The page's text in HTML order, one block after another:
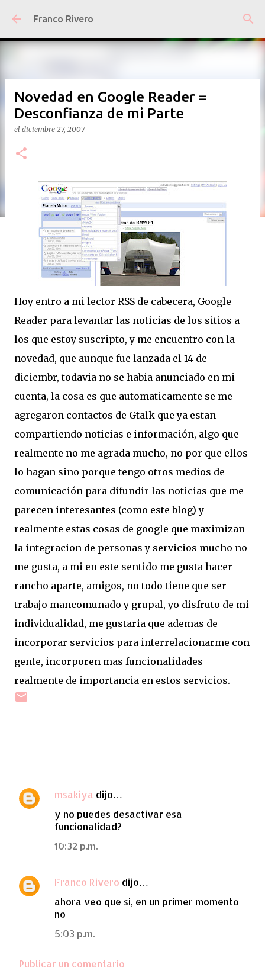
Ir al contenido principal
Franco Rivero
Novedad en Google Reader =
Desconfianza de mi Parte
el diciembre 27, 2007
Hoy entro a mi lector RSS de cabecera, Google
Reader para levantar las noticias de los sitios a
los que estoy suscripto, y me encuentro con la
novedad, que aunque fue lanzada el 14 de
diciembr, todavia no se habia anunciado en mi
cuenta, la cosa es que automaticamente se me
agregaron contactos de Gtalk que ya estan
compartiendo noticias e información, algo que
realmente no me agrada mucho, no por que ellos
lo hagan sino porque tengo otros medios de
comunicación para difundir las noticias que me
parecen interesantes (como este blog) y
realmente estas cosas de google que maximizan
la integracion de personas y servicios mucho no
me gusta, a mi en este sentido me gusta hacer
rancho aparte, amigos, no todo tiene que ser
trabajo mancomunado y grupal, yo disfruto de mi
individualidad, me gustaria que ademas de
incorporar servicios para interrelacionarme con
gente, incorporen mas funcionalidades
realmente de importancia en estos servicios.
C
t
s
msakiya dijo…
y no puedes desactivar esa
funcionalidad?
10:32 p.m.
Franco Rivero dijo…
ahora veo que si, en un primer momento
no
5:03 p.m.
Publicar un comentario